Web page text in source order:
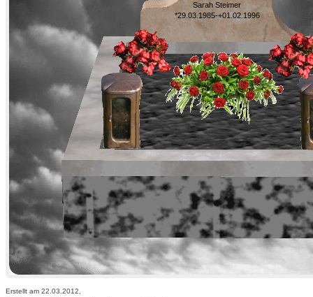
Sarah Steimer
*29.03.1985-+01.02.1996
Erstellt am 22.03.2012,